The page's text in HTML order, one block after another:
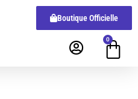
Boutique Officielle
0